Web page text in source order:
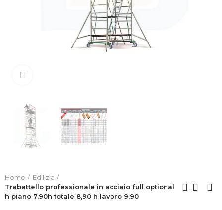
Home
Edilizia
Trabattello professionale in acciaio full optional
h piano 7,90h totale 8,90 h lavoro 9,90